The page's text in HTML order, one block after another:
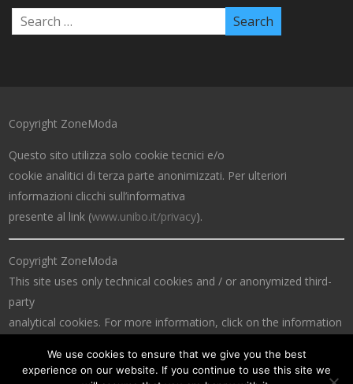
Copyright ZoneModa
Questo sito utilizza solo cookie tecnici e/o
cookie analitici di terza parte anonimizzati. Per ulteriori
informazioni clicchi sull’informativa
presente al link (www.unibo.it/privacy).
Copyright ZoneModa
This site uses only technical cookies and / or anonymized third-
party
analytical cookies. For more information, click on the information
We use cookies to ensure that we give you the best
experience on our website. If you continue to use this site we